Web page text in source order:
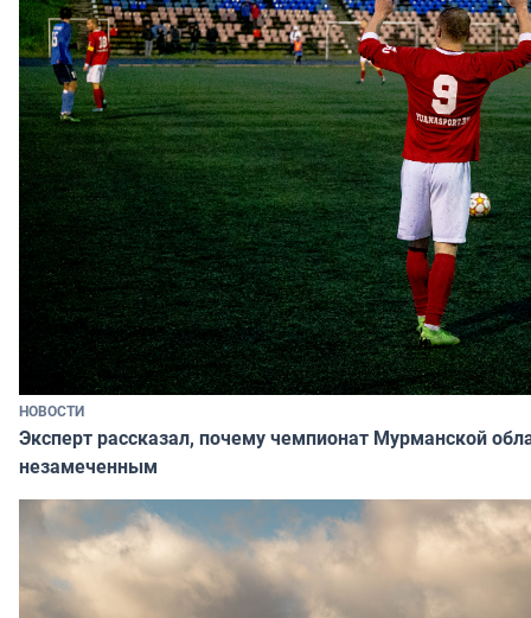
НОВОСТИ
Эксперт рассказал, почему чемпионат Мурманской
незамеченным